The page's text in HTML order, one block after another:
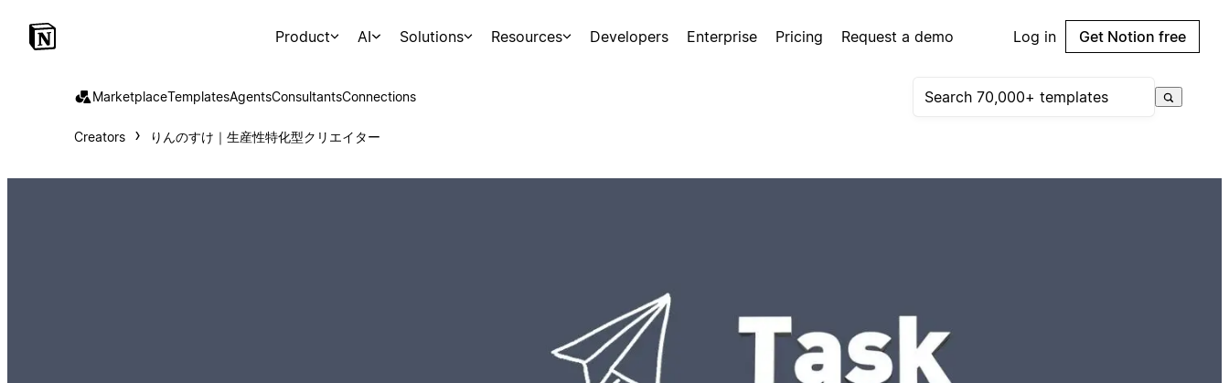
Product AI Solutions Resources Developers Enterprise Pricing Request a demo Log in Get Notion free
MarketplaceTemplatesAgentsConsultantsConnections
Creators りんのすけ｜生産性特化型クリエイター